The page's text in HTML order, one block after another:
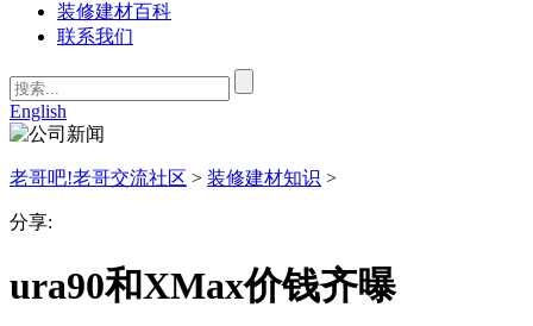
装修建材百科
联系我们
English
老哥吧!老哥交流社区 > 装修建材知识 >
分享:
ura90和XMax价钱齐曝